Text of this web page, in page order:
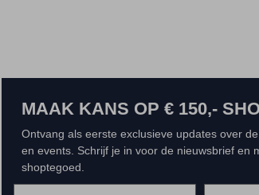
MAAK KANS OP € 150,-
Ontvang als eerste exclusieve updates over
en events. Schrijf je in voor de nieuwsbrief en
shoptegoed.